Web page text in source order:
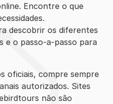
Encontre o que
descobrir os diferentes
e o passo-a-passo para
oficiais, compre sempre
autorizados. Sites
não são